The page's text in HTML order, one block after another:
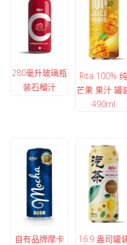
280毫升玻璃瓶
装石榴汁
Rita 100% 纯
芒果 果汁 罐
490ml
自有品牌摩卡
16.9 盎司罐